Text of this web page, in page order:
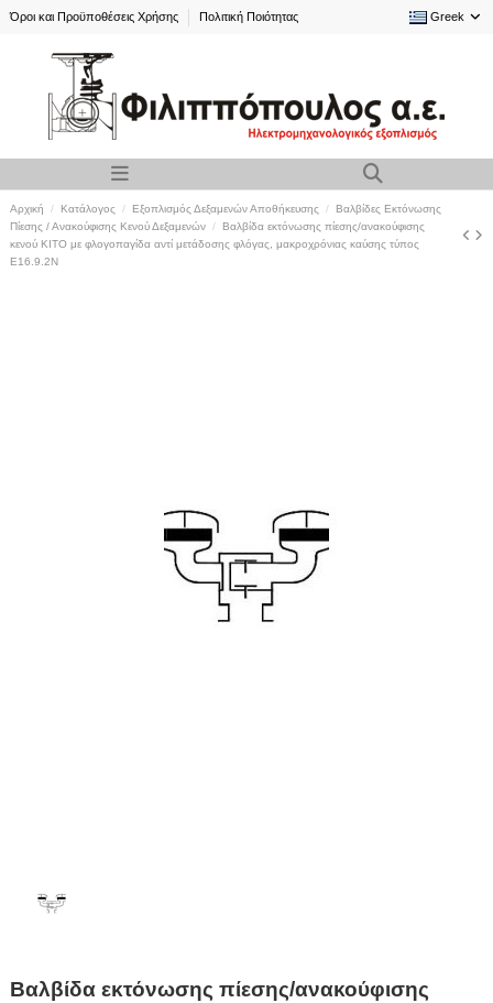
Όροι και Προϋποθέσεις Χρήσης Πολιτική Ποιότητας Greek
Αρχική Κατάλογος Εξοπλισμός Δεξαμενών Αποθήκευσης
Βαλβίδες Εκτόνωσης
Πίεσης / Ανακούφισης Κενού Δεξαμενών
Βαλβίδα εκτόνωσης πίεσης/ανακούφισης
κενού KITO με φλογοπαγίδα αντί μετάδοσης φλόγας, μακροχρόνιας καύσης τύπος
E16.9.2N
Βαλβίδα εκτόνωσης πίεσης/ανακούφισης